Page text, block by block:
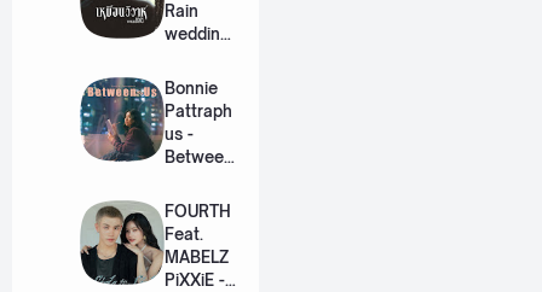
Rain
wedding
วิวาห์)
Ost. The
Paradise
of Thorns
Lyric +
Eng]
Bonnie
Pattraph
us -
Between
US The
Series
[Romaniz
ation
FOURTH
Feat.
MABELZ
PiXXiE -